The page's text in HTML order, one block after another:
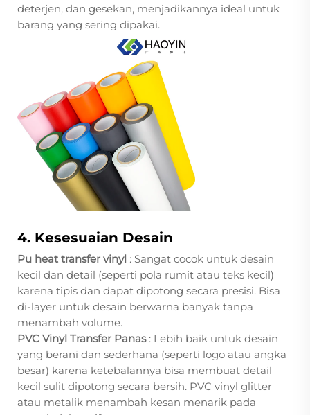
deterjen, dan gesekan, menjadikannya ideal untuk
barang yang sering dipakai.
4. Kesesuaian Desain
Pu heat transfer vinyl : Sangat cocok untuk desain
kecil dan detail (seperti pola rumit atau teks kecil)
karena tipis dan dapat dipotong secara presisi. Bisa
di-layer untuk desain berwarna banyak tanpa
menambah volume.
PVC Vinyl Transfer Panas : Lebih baik untuk desain
yang berani dan sederhana (seperti logo atau angka
besar) karena ketebalannya bisa membuat detail
kecil sulit dipotong secara bersih. PVC vinyl glitter
atau metalik menambah kesan menarik pada